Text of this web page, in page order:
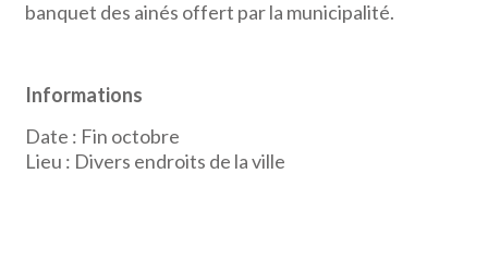
banquet des ainés offert par la municipalité.
Informations
Date : Fin octobre
Lieu : Divers endroits de la ville